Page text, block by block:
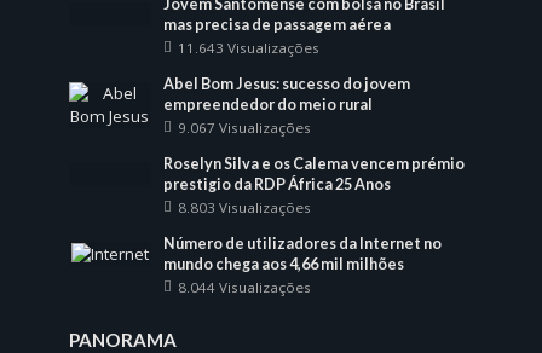
Jovem Santomense com bolsa no Brasil
mas precisa de passagem aérea
11.643 Visualizações
Abel Bom Jesus: sucesso do jovem
empreendedor do meio rural
9.067 Visualizações
Roselyn Silva e os Calema vencem prémio
prestigio da RDP África 25 Anos
8.803 Visualizações
Número de utilizadores da Internet no
mundo chega aos 4,66 mil milhões
8.044 Visualizações
PANORAMA